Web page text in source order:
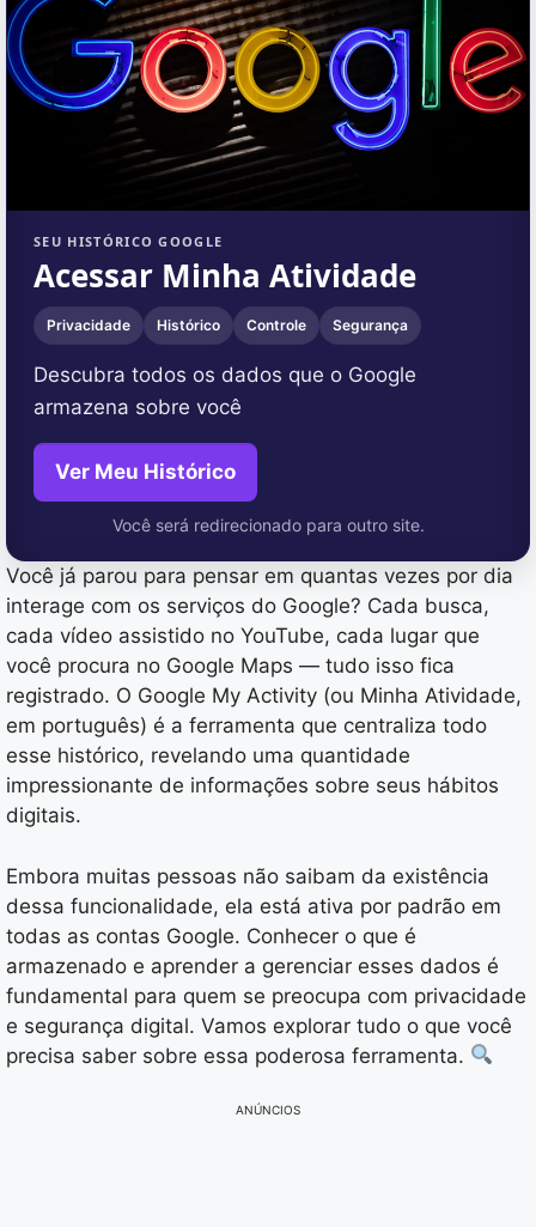
SEU HISTÓRICO GOOGLE
Acessar Minha Atividade
Privacidade Histórico Controle Segurança
Descubra todos os dados que o Google
armazena sobre você
Ver Meu Histórico
Você será redirecionado para outro site.
Você já parou para pensar em quantas vezes por dia
interage com os serviços do Google? Cada busca,
cada vídeo assistido no YouTube, cada lugar que
você procura no Google Maps — tudo isso fica
registrado. O Google My Activity (ou Minha Atividade,
em português) é a ferramenta que centraliza todo
esse histórico, revelando uma quantidade
impressionante de informações sobre seus hábitos
digitais.
Embora muitas pessoas não saibam da existência
dessa funcionalidade, ela está ativa por padrão em
todas as contas Google. Conhecer o que é
armazenado e aprender a gerenciar esses dados é
fundamental para quem se preocupa com privacidade
e segurança digital. Vamos explorar tudo o que você
precisa saber sobre essa poderosa ferramenta.
ANÚNCIOS